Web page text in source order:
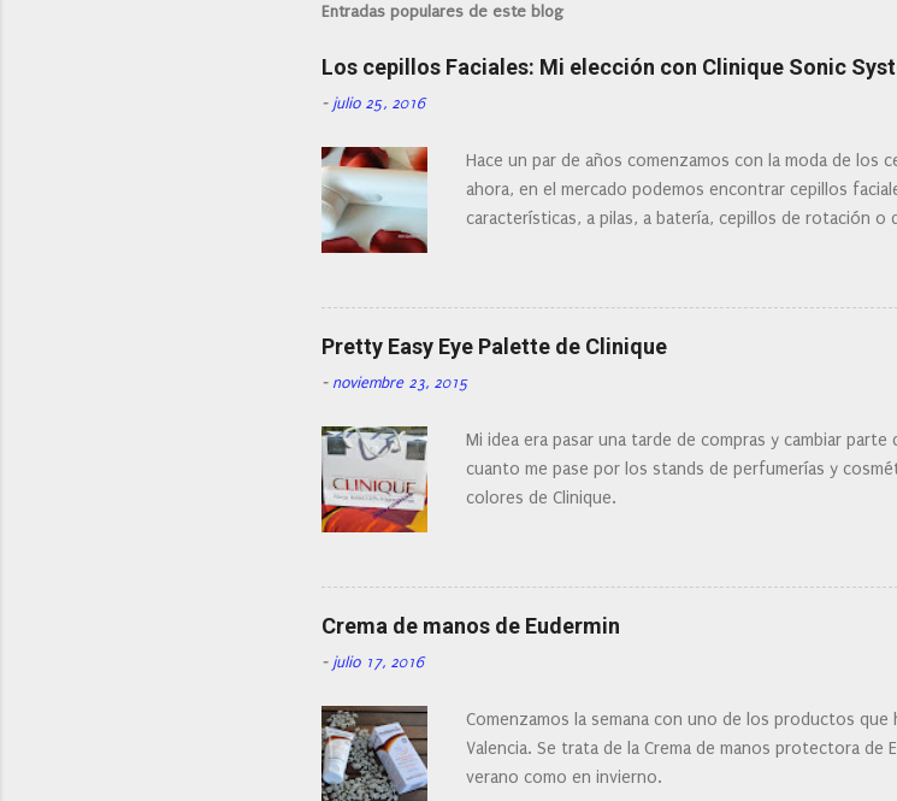
i
r
u
n
o
m
e
n
t
a
Entradas populares de este blog
Los cepillos Faciales: Mi elección con Clinique Sonic
- julio 25, 2016
Hace un par de años comenzamos con la moda de los
ahora, en el mercado podemos encontrar cepillos
características, a pilas, a batería, cepillos de rotación
¿Cual es mi tipo de piel? ¿Qué busco?... En este post
facial de Clinique
Pretty Easy Eye Palette de Clinique
- noviembre 23, 2015
Mi idea era pasar una tarde de compras y cambiar
cuanto me pase por los stands de perfumerías y
colores de Clinique.
Crema de manos de Eudermin
- julio 17, 2016
Comenzamos la semana con uno de los productos
Valencia. Se trata de la Crema de manos protectora de
verano como en invierno.